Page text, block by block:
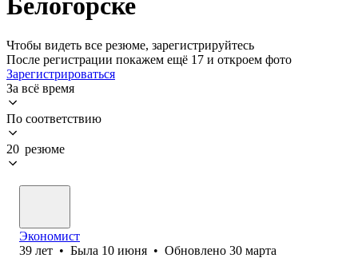
Белогорске
Чтобы видеть все резюме, зарегистрируйтесь
После регистрации покажем ещё 17 и откроем фото
Зарегистрироваться
За всё время
По соответствию
20 резюме
Экономист
39 лет • Была 10 июня • Обновлено 30 марта